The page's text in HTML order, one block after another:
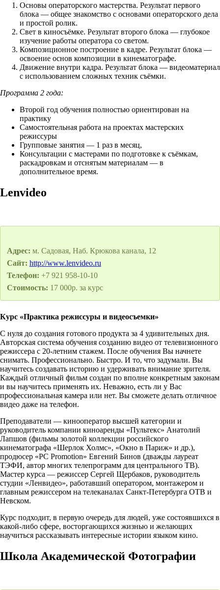
Основы операторского мастерства. Результат первого
блока — общее знакомство с основами операторского дела
и простой ролик.
Свет в киносъёмке. Результат второго блока — глубокое
изучение работы оператора со светом.
Композиционное построение в кадре. Результат блока —
освоение основ композиции в кинематографе.
Движение внутри кадра. Результат блока — видеоматериал
с использованием сложных техник съёмки.
Программа 2 года:
Второй год обучения полностью ориентирован на
практику
Самостоятельная работа на проектах мастерских
режиссуры
Групповые занятия — 1 раз в месяц,
Консультации с мастерами по подготовке к съёмкам,
раскадровкам и отснятым материалам — в
дополнительное время.
Lenvideo
Адрес: м. Садовая, Наб. Крюкова канала, 12
Сайт: http://www.lenvideo.ru
Телефон: +7 921 958-10-10
Стоимость: 17 000р. за курс
Курс «Практика режиссуры и видеосъемки»
С нуля до создания готового продукта за 4 удивительных дня.
Авторская система обучения созданию видео от телевизионного
режиссера с 20-летним стажем. После обучения Вы начнете
снимать. Профессионально. Быстро. И то, что задумали. Вы
научитесь создавать историю и удерживать внимание зрителя.
Каждый отличный фильм создан по вполне конкретным законам
и вы научитесь применять их. Неважно, есть ли у Вас
профессиональная камера или нет. Вы сможете делать отличное
видео даже на телефон.
Преподаватели — кинооператор высшей категории и
руководитель компании киноаренды «Пультекс» Анатолий
Лапшов (фильмы золотой коллекции российского
кинематографа «Шерлок Холмс», «Окно в Париж» и др.),
продюсер «PC Promotion» Евгений Бинов (дважды лауреат
ТЭФИ, автор многих телепрограмм для центрального ТВ).
Мастер курса — режиссер Сергей Щербаков, руководитель
студии «Ленвидео», работавший оператором, монтажером и
главным режиссером на телеканалах Санкт-Петербурга ОТВ и
Невском.
Курс подходит, в первую очередь для людей, уже состоявшихся в
какой-либо сфере, восторгающихся жизнью и желающих
научиться рассказывать интересные истории языком кино.
Школа Академической Фотографии